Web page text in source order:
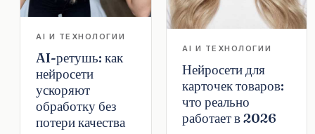
AI И ТЕХНОЛОГИИ
AI-ретушь: как
нейросети
ускоряют
обработку без
потери качества
AI И ТЕХНОЛОГИИ
Нейросети для
карточек товаров:
что реально
работает в 2026